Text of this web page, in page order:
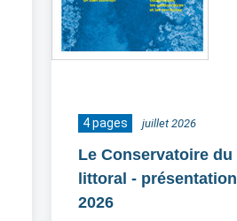
4 pages juillet 2026
Le Conservatoire du
littoral - présentation
2026